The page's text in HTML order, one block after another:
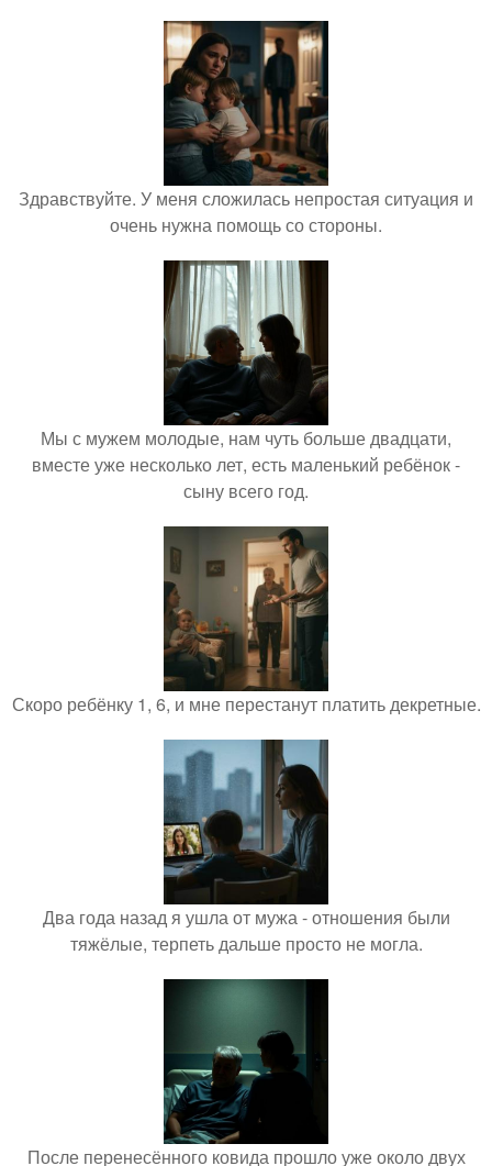
Здравствуйте. У меня сложилась непростая ситуация и
очень нужна помощь со стороны.
Мы с мужем молодые, нам чуть больше двадцати,
вместе уже несколько лет, есть маленький ребёнок -
сыну всего год.
Скоро ребёнку 1, 6, и мне перестанут платить декретные.
Два года назад я ушла от мужа - отношения были
тяжёлые, терпеть дальше просто не могла.
После перенесённого ковида прошло уже около двух